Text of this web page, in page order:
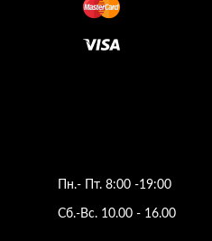
Пн.- Пт. 8:00 -19:00
Сб.-Вс. 10.00 - 16.00